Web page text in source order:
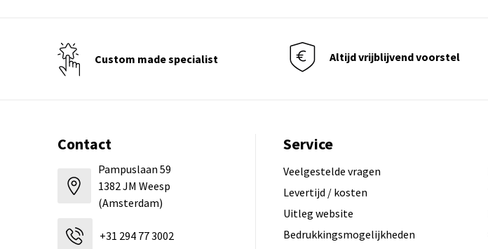
Custom made specialist Altijd vrijblijvend voorstel
Contact
Pampuslaan 59
1382 JM Weesp
(Amsterdam)
+31 294 77 3002
Service
Veelgestelde vragen
Levertijd / kosten
Uitleg website
Bedrukkingsmogelijkheden